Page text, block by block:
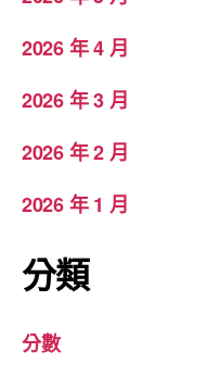
2026 年 4 月
2026 年 3 月
2026 年 2 月
2026 年 1 月
分類
分數